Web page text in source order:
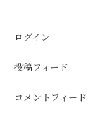
ログイン
投稿フィード
コメントフィード